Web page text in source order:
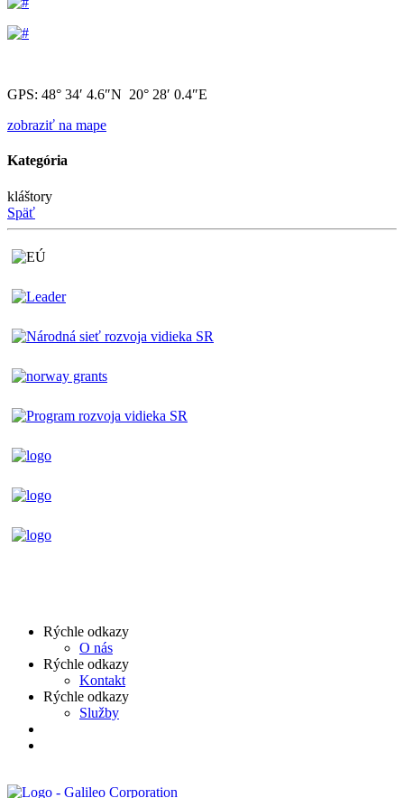
GPS: 48° 34′ 4.6″N 20° 28′ 0.4″E
zobraziť na mape
Kategória
kláštory
Späť
Rýchle odkazy
O nás
Rýchle odkazy
Kontakt
Rýchle odkazy
Služby